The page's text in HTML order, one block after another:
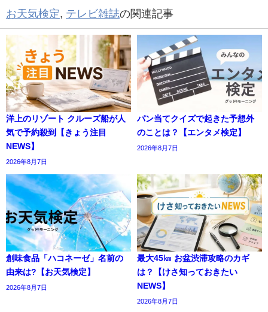
お天気検定 テレビ雑誌の関連記事
洋上のリゾート クルーズ船が人
気で予約殺到【きょう注目
NEWS】
2026年8月7日
パン当てクイズで起きた予想外
のことは？【エンタメ検定】
2026年8月7日
創味食品「ハコネーゼ」名前の
由来は?【お天気検定】
2026年8月7日
最大45㎞ お盆渋滞攻略のカギ
は？【けさ知っておきたい
NEWS】
2026年8月7日